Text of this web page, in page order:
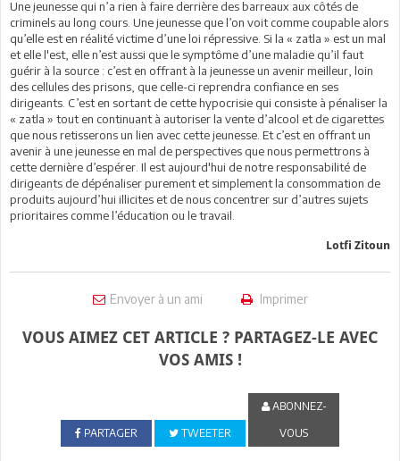
Une jeunesse qui n’a rien à faire derrière des barreaux aux côtés de
criminels au long cours. Une jeunesse que l’on voit comme coupable alors
qu’elle est en réalité victime d’une loi répressive. Si la « zatla » est un mal
et elle l'est, elle n’est aussi que le symptôme d’une maladie qu’il faut
guérir à la source : c’est en offrant à la jeunesse un avenir meilleur, loin
des cellules des prisons, que celle-ci reprendra confiance en ses
dirigeants. C’est en sortant de cette hypocrisie qui consiste à pénaliser la
« zatla » tout en continuant à autoriser la vente d’alcool et de cigarettes
que nous retisserons un lien avec cette jeunesse. Et c’est en offrant un
avenir à une jeunesse en mal de perspectives que nous permettrons à
cette dernière d’espérer. Il est aujourd'hui de notre responsabilité de
dirigeants de dépénaliser purement et simplement la consommation de
produits aujourd’hui illicites et de nous concentrer sur d’autres sujets
prioritaires comme l’éducation ou le travail.
Lotfi Zitoun
Envoyer à un ami Imprimer
VOUS AIMEZ CET ARTICLE ? PARTAGEZ-LE AVEC
VOS AMIS !
PARTAGER TWEETER
ABONNEZ-
VOUS